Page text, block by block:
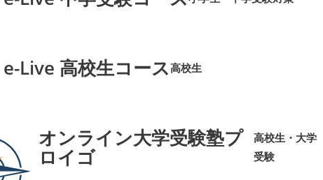
e-Live 高校生コース高校生
オンライン大学受験塾プ
ロイゴ
高校生・大学
受験